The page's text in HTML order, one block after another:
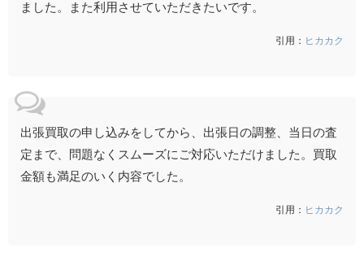
ました。また利用させていただきたいです。
引用： ヒカカク
出張買取の申し込みをしてから、出張日の調整、当日の査
定まで、問題なくスムーズにご対応いただけました。買取
金額も満足のいく内容でした。
引用： ヒカカク